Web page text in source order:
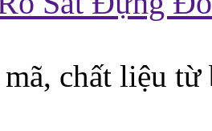
chất liệu từ